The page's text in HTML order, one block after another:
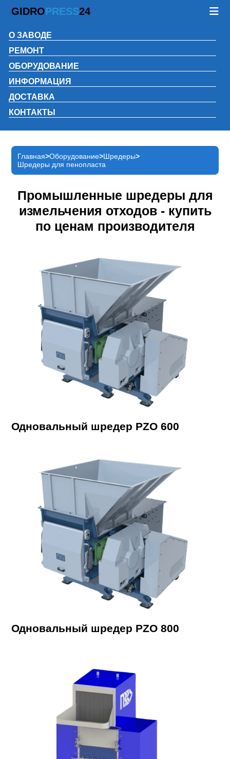
GIDROPRESS24
О ЗАВОДЕ
РЕМОНТ
ОБОРУДОВАНИЕ
ИНФОРМАЦИЯ
ДОСТАВКА
КОНТАКТЫ
Главная Оборудование Шредеры
Шредеры для пенопласта
Промышленные шредеры для
измельчения отходов - купить
по ценам производителя
Одновальный шредер PZO 600
Одновальный шредер PZO 800